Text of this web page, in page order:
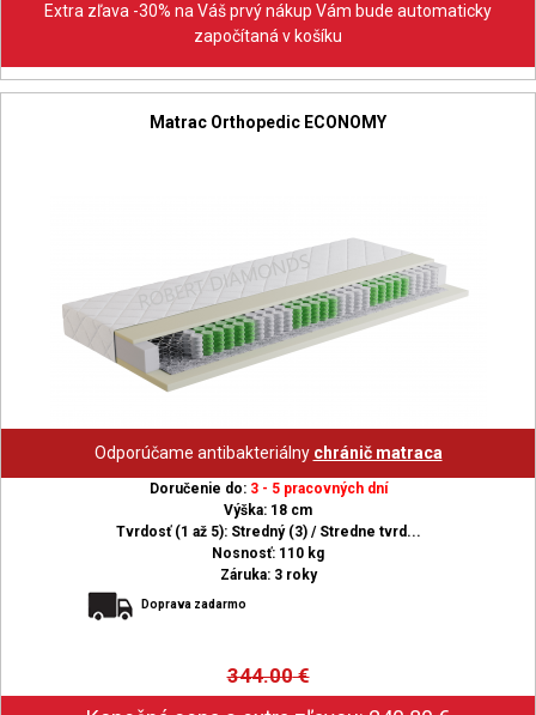
Extra zľava -30% na Váš prvý nákup Vám bude automaticky
započítaná v košíku
Matrac Orthopedic ECONOMY
Odporúčame antibakteriálny chránič matraca
Doručenie do: 3 - 5 pracovných dní
Výška: 18 cm
Tvrdosť (1 až 5): Stredný (3) / Stredne tvrd...
Nosnosť: 110 kg
Záruka: 3 roky
Doprava zadarmo
344.00€